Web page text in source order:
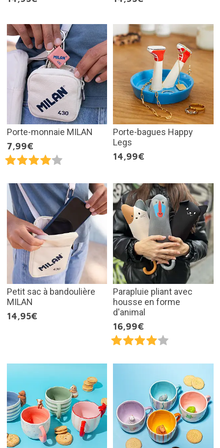
Porte-monnaie MILAN
7,99€
Porte-bagues Happy
Legs
14,99€
Petit sac à bandoulière
MILAN
14,95€
Parapluie pliant avec
housse en forme
d'animal
16,99€